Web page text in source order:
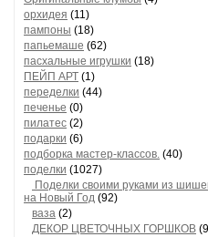
орхидея (11)
пампоны (18)
папьемаше (62)
пасхальные игрушки (18)
ПЕЙП АРТ (1)
переделки (44)
печенье (0)
пилатес (2)
подарки (6)
подборка мастер-классов. (40)
поделки (1027)
Поделки своими руками из
на Новый Год (92)
ваза (2)
ДЕКОР ЦВЕТОЧНЫХ ГОРШКОВ